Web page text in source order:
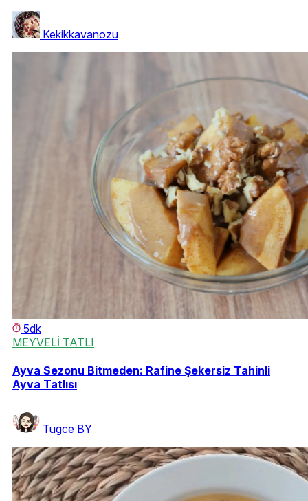
Kekikkavanozu
5dk
MEYVELİ TATLI
Ayva Sezonu Bitmeden: Rafine Şekersiz Tahinli
Ayva Tatlısı
Tugce BY